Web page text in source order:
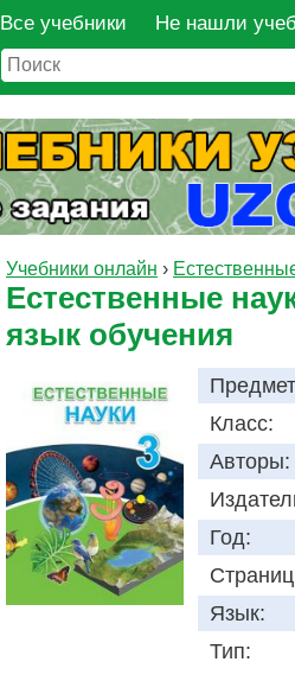
Все учебники Не нашли
Учебники онлайн ›
Естественные
язык обучения
Класс:
Авторы:
Год:
Язык:
Тип: